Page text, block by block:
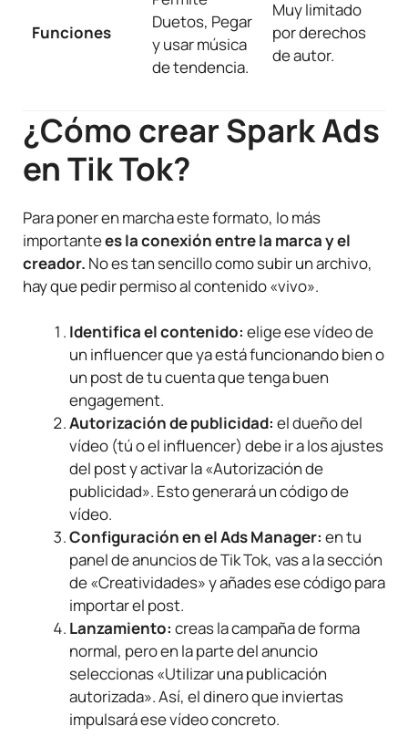
Funciones
Duetos, Pegar
y usar música
de tendencia.
Muy limitado
por derechos
de autor.
¿Cómo crear Spark Ads
en Tik Tok?
Para poner en marcha este formato, lo más
importantees la conexión entre la marca y el
creador. No es tan sencillo como subir un archivo,
hay que pedir permiso al contenido «vivo».
Identifica el contenido: elige ese vídeo de
un influencer que ya está funcionando bien o
un post de tu cuenta que tenga buen
engagement.
Autorización de publicidad: el dueño del
vídeo (tú o el influencer) debe ir a los ajustes
del post y activar la «Autorización de
publicidad». Esto generará un código de
vídeo.
Configuración en el Ads Manager: en tu
panel de anuncios de Tik Tok, vas a la sección
de «Creatividades» y añades ese código para
importar el post.
Lanzamiento: creas la campaña de forma
normal, pero en la parte del anuncio
seleccionas «Utilizar una publicación
autorizada». Así, el dinero que inviertas
impulsará ese vídeo concreto.